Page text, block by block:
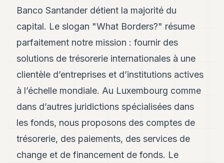
Andy
Andy
7
6
Andy
Andy
TECH
Banco Santander détient la majorité du
capital. Le slogan "What Borders?" résume
parfaitement notre mission : fournir des
solutions de trésorerie internationales à une
clientèle d’entreprises et d’institutions actives
à l’échelle mondiale. Au Luxembourg comme
dans d’autres juridictions spécialisées dans
les fonds, nous proposons des comptes de
trésorerie, des paiements, des services de
change et de financement de fonds. Le